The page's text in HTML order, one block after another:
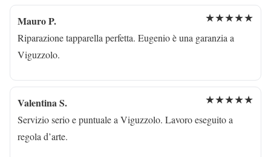
Mauro P. ★★★★★
Riparazione tapparella perfetta. Eugenio è una garanzia a
Viguzzolo.
Valentina S. ★★★★★
Servizio serio e puntuale a Viguzzolo. Lavoro eseguito a
regola d’arte.